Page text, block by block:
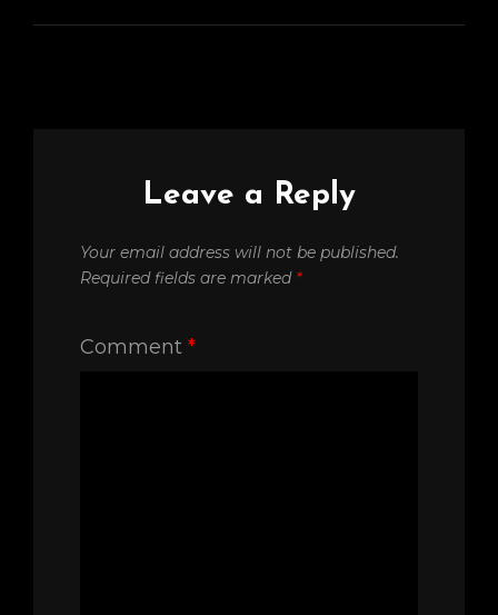
Leave a Reply
Your email address will not be published.
Required fields are marked *
Comment *